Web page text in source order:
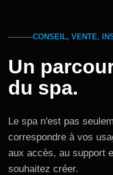
CONSEIL, VENTE,
Un
du spa.
Le spa n'est pas
correspondre à vos
aux accès, au support
souhaitez créer.